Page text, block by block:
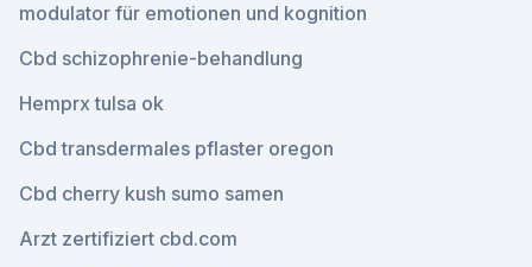
modulator für emotionen und kognition
Cbd schizophrenie-behandlung
Hemprx tulsa ok
Cbd transdermales pflaster oregon
Cbd cherry kush sumo samen
Arzt zertifiziert cbd.com